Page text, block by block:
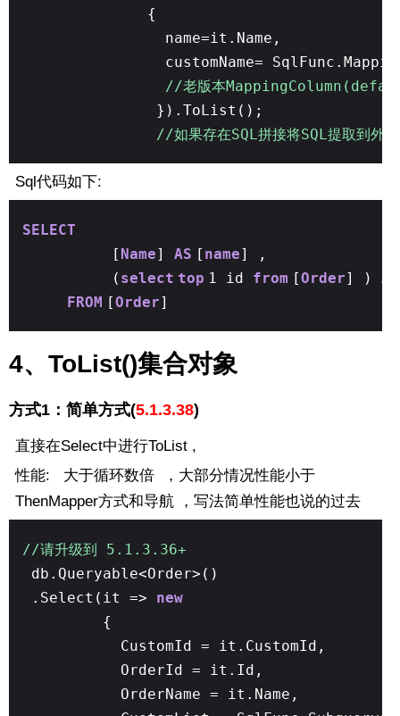
{
name=it.Name,
customName=
//老版本
}).ToList();
//如果存在SQL拼接将SQL提取到外
Sql代码如下:
SELECT
[ Name] AS [ name] ,
( select top 1 id from [Order] ) AS
FROM [Order]
4、ToList()集合对象
方式1：简单方式(5.1.3.38)
直接在Select中进行ToList ,
性能: 大于循环数倍 ，大部分情况性能小于
ThenMapper方式和导航 ，写法简单性能也说的过去
//请升级到 5.1.3.36+
db.Queryable<Order>()
.Select(it => new
{
CustomId = it.CustomId,
OrderId = it.Id,
OrderName = it.Name,